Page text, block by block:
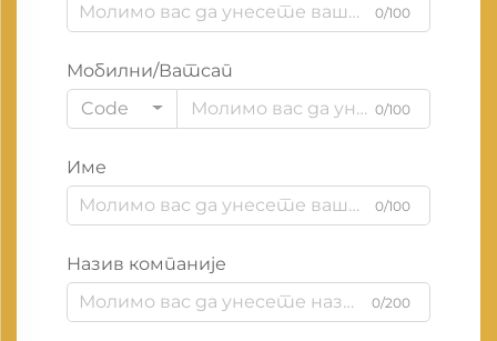
0/100
Мобилни/Ватсап
Code
0/100
Име
0/100
Назив компаније
0/200